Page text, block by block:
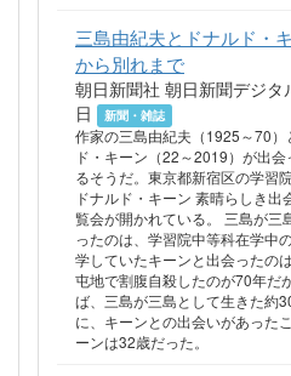
三島由紀夫とドナルド・
から別れまで
朝日新聞社 朝日新聞デジ
日
新聞・雑誌
作家の三島由紀夫（1925～70
ド・キーン（22～2019）が出
るそうだ。東京都新宿区の学習
ドナルド・キーン 素晴らしき
覧会が開かれている。 三島が三
ったのは、学習院中等科在学中
学していたキーンと出会ったの
屯地で割腹自殺したのが70年だ
ば、三島が三島として生きた約
に、キーンとの出会いがあった
ーンは32歳だった。